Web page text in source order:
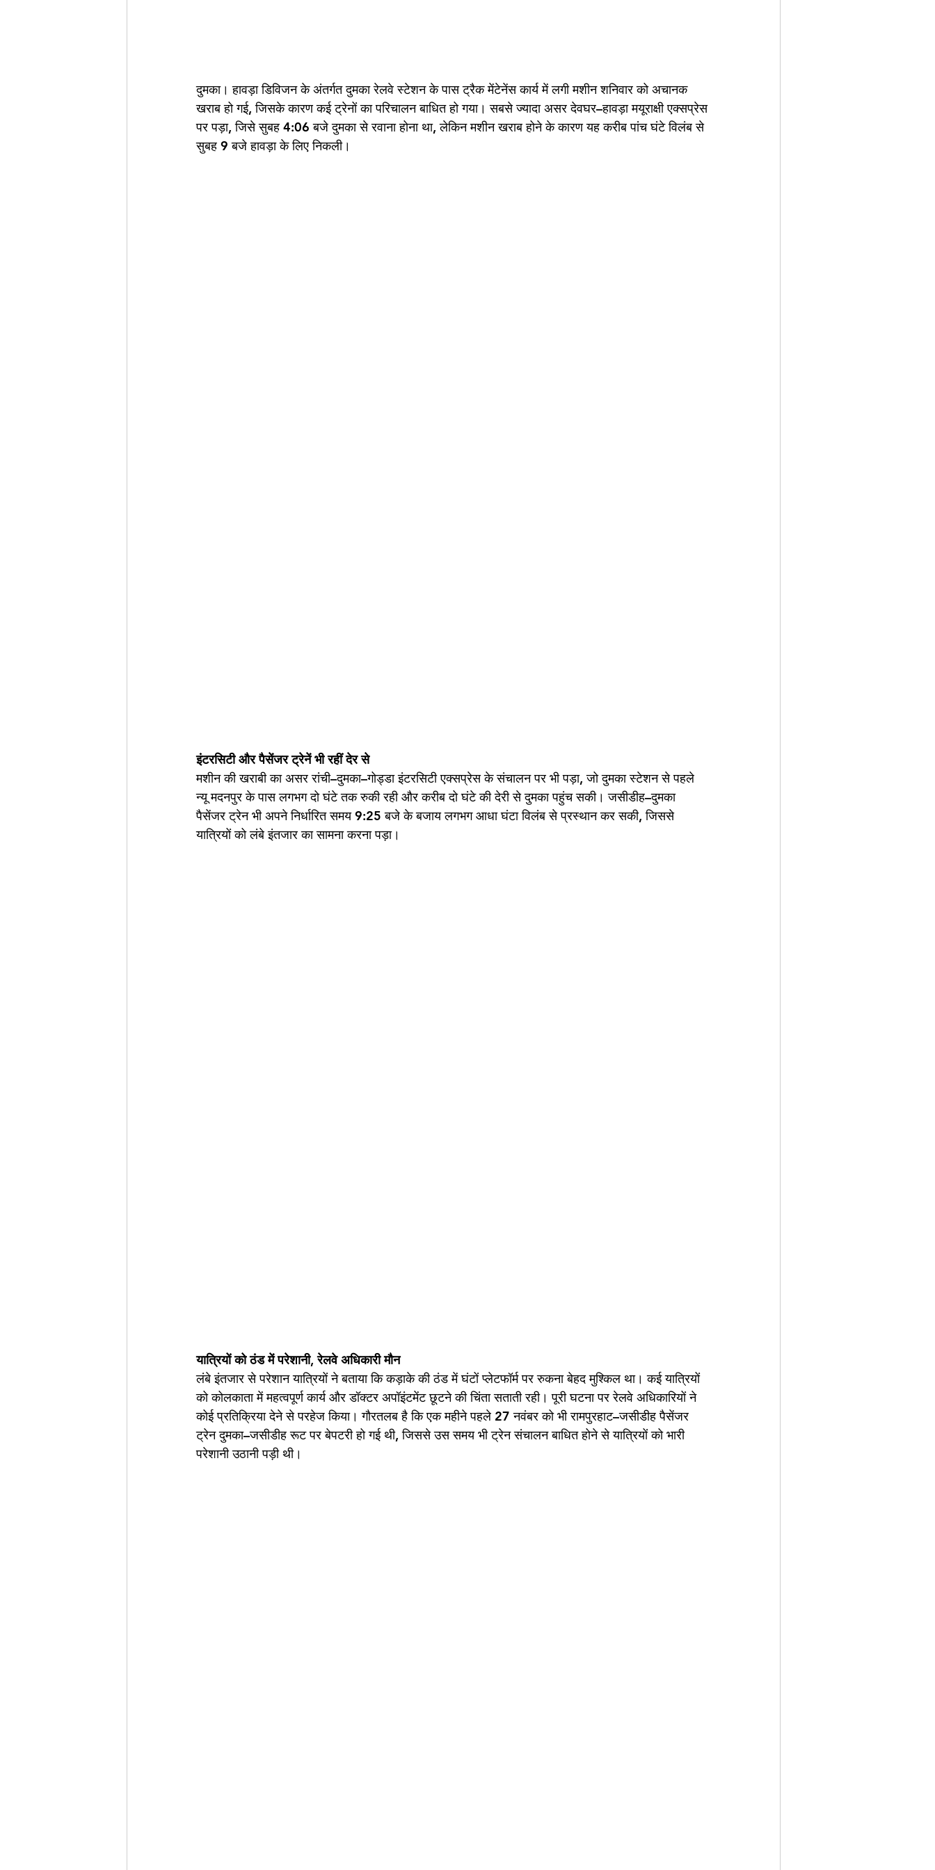
दुमका। हावड़ा डिविजन के अंतर्गत दुमका रेलवे स्टेशन के पास ट्रैक मेंटेनेंस कार्य में लगी मशीन शनिवार को अचानक
खराब हो गई, जिसके कारण कई ट्रेनों का परिचालन बाधित हो गया। सबसे ज्यादा असर देवघर–हावड़ा मयूराक्षी एक्सप्रेस
पर पड़ा, जिसे सुबह 4:06 बजे दुमका से रवाना होना था, लेकिन मशीन खराब होने के कारण यह करीब पांच घंटे विलंब से
सुबह 9 बजे हावड़ा के लिए निकली।
इंटरसिटी और पैसेंजर ट्रेनें भी रहीं देर से
मशीन की खराबी का असर रांची–दुमका–गोड्डा इंटरसिटी एक्सप्रेस के संचालन पर भी पड़ा, जो दुमका स्टेशन से पहले
न्यू मदनपुर के पास लगभग दो घंटे तक रुकी रही और करीब दो घंटे की देरी से दुमका पहुंच सकी। जसीडीह–दुमका
पैसेंजर ट्रेन भी अपने निर्धारित समय 9:25 बजे के बजाय लगभग आधा घंटा विलंब से प्रस्थान कर सकी, जिससे
यात्रियों को लंबे इंतजार का सामना करना पड़ा।
यात्रियों को ठंड में परेशानी, रेलवे अधिकारी मौन
लंबे इंतजार से परेशान यात्रियों ने बताया कि कड़ाके की ठंड में घंटों प्लेटफॉर्म पर रुकना बेहद मुश्किल था। कई यात्रियों
को कोलकाता में महत्वपूर्ण कार्य और डॉक्टर अपॉइंटमेंट छूटने की चिंता सताती रही। पूरी घटना पर रेलवे अधिकारियों ने
कोई प्रतिक्रिया देने से परहेज किया। गौरतलब है कि एक महीने पहले 27 नवंबर को भी रामपुरहाट–जसीडीह पैसेंजर
ट्रेन दुमका–जसीडीह रूट पर बेपटरी हो गई थी, जिससे उस समय भी ट्रेन संचालन बाधित होने से यात्रियों को भारी
परेशानी उठानी पड़ी थी।